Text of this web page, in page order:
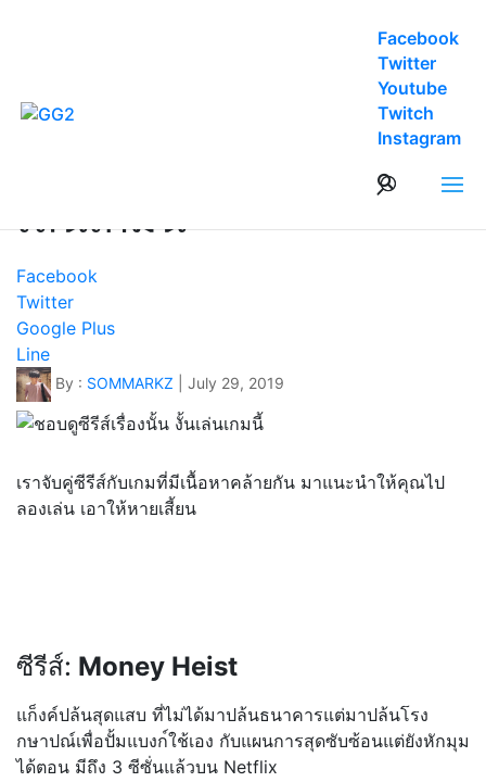
Facebook
Twitter
Youtube
Twitch
Instagram
Entertainment
ชอบดูซีรีส์เรื่องนั้น งั้น
เล่นเกมนี้
Facebook
Twitter
Google Plus
Line
By : SOMMARKZ | July 29, 2019
เราจับคู่ซีรีส์กับเกมที่มีเนื้อหาคล้ายกัน มาแนะนำให้คุณไป
ลองเล่น เอาให้หายเสี้ยน
ซีรีส์: Money Heist
แก็งค์ปล้นสุดแสบ ที่ไม่ได้มาปล้นธนาคารแต่มาปล้นโรง
กษาปณ์เพื่อปั้มแบงก์ใช้เอง กับแผนการสุดซับซ้อนแต่ยังหักมุม
ได้ตอน มีถึง 3 ซีซั่นแล้วบน Netflix